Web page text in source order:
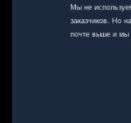
Мы не
заказчиков. Но
почте выше и мы